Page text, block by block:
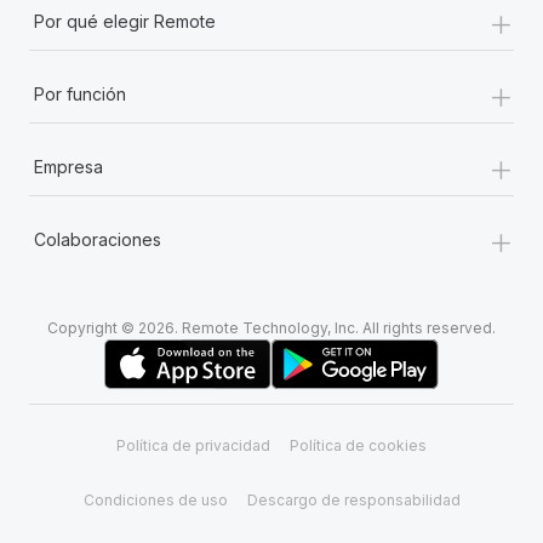
Por qué elegir Remote +
Por función +
Empresa +
Colaboraciones +
Copyright © 2026. Remote Technology, Inc. All rights reserved.
Política de privacidad Política de cookies
Condiciones de uso Descargo de responsabilidad